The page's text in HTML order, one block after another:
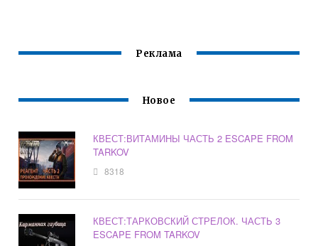
Реклама
Новое
КВЕСТ:ВИТАМИНЫ ЧАСТЬ 2 ESCAPE FROM
TARKOV
8318
КВЕСТ:ТАРКОВСКИЙ СТРЕЛОК. ЧАСТЬ 3
ESCAPE FROM TARKOV